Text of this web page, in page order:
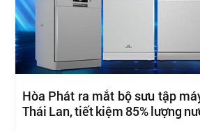
Hòa Phát ra mắt bộ sưu tập
Thái Lan, tiết kiệm 85% lượng